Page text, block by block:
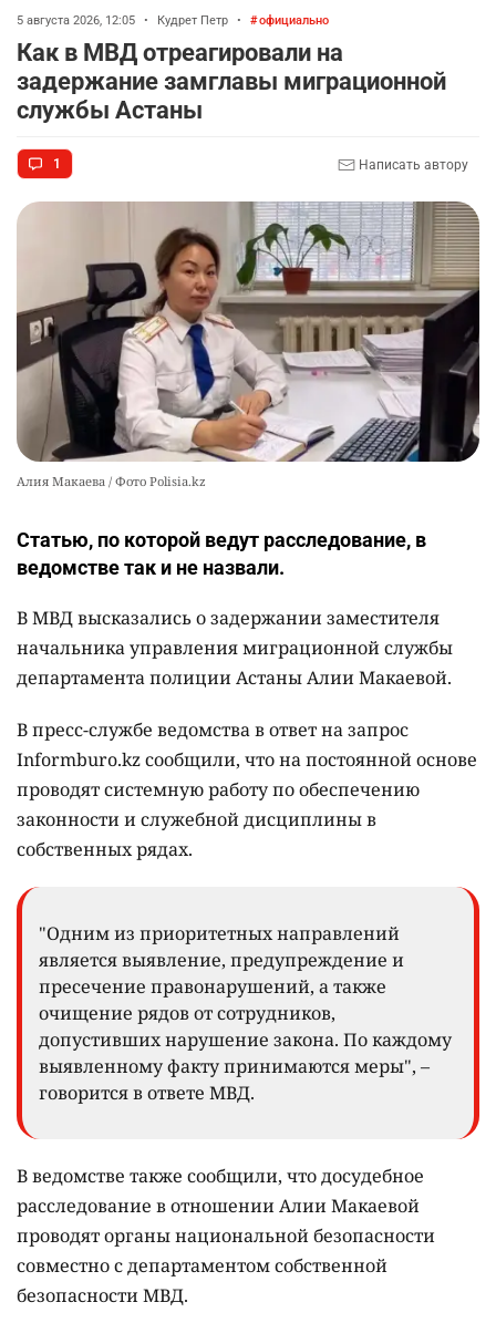
2360 5 21
9
😱 Солдат-срочник упал с четвёртого этажа
казармы в Конаевском гарнизоне
2340 18
10
🌟 Впервые за 70 лет в Казахстане выпустили
17
5 августа 2026, 12:05 • Кудрет Петр • официально
Как в МВД отреагировали на
задержание замглавы миграционной
службы Астаны
1 Написать автору
Алия Макаева / Фото Polisia.kz
Статью, по которой ведут расследование, в
ведомстве так и не назвали.
В МВД высказались о задержании заместителя
начальника управления миграционной службы
департамента полиции Астаны Алии Макаевой.
В пресс-службе ведомства в ответ на запрос
Informburo.kz сообщили, что на постоянной основе
проводят системную работу по обеспечению
законности и служебной дисциплины в
собственных рядах.
"Одним из приоритетных направлений
является выявление, предупреждение и
пресечение правонарушений, а также
очищение рядов от сотрудников,
допустивших нарушение закона. По каждому
выявленному факту принимаются меры", –
говорится в ответе МВД.
В ведомстве также сообщили, что досудебное
расследование в отношении Алии Макаевой
проводят органы национальной безопасности
совместно с департаментом собственной
безопасности МВД.